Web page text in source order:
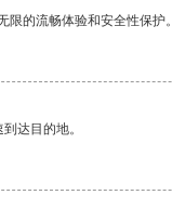
的流畅体验和安全性保护。
达目的地。